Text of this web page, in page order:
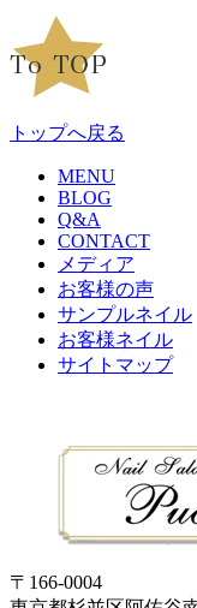
トップへ戻る
MENU
BLOG
Q&A
CONTACT
メディア
お客様の声
サンプルネイル
お客様ネイル
サイトマップ
〒166-0004